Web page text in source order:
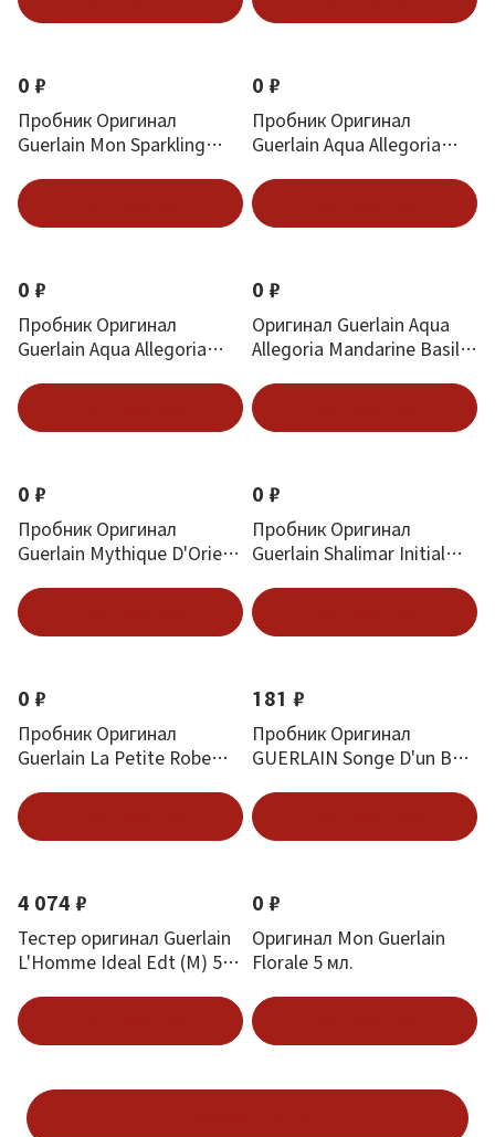
0 ₽
Пробник Оригинал
Guerlain Mon Sparkling
0 ₽
Пробник Оригинал
Guerlain Aqua Allegoria
0 ₽
Пробник Оригинал
Guerlain Aqua Allegoria
0 ₽
Оригинал Guerlain Aqua
Allegoria Mandarine Basilic
0 ₽
Пробник Оригинал
Guerlain Mythique D'Orient
0 ₽
Пробник Оригинал
Guerlain Shalimar Initial
0 ₽
Пробник Оригинал
Guerlain La Petite Robe
ml
181 ₽
Пробник Оригинал
GUERLAIN Songe D'un Bois
4 074 ₽
Тестер оригинал Guerlain
L'Homme Ideal Edt (M) 50
0 ₽
Оригинал Mon Guerlain
Florale 5 мл.